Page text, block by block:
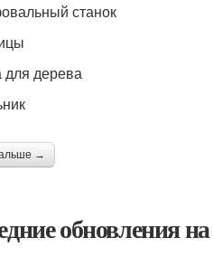
станок
для дерева
→
обновления на